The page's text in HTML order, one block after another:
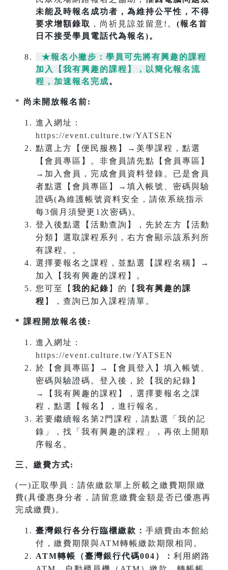
未能及時報名成功者，為維持公平性，不得
要求增額錄取 ，尚祈見諒並留意!。 (報名首
日不接受學員電話代為報名)。
★報名小撇步：學員可先將有興趣的課程
加入【我有興趣的課程】，以簡化報名流
程，加速報名完成。
* 尚未開放報名前:
進入網址：
https://event.culture.tw/YATSEN
點選上方【便民服務】→美學課程，點選
【會員專區】。非會員請先點【會員專區】
→加入會員，完成會員資料登錄。已是會員
者點選【會員專區】→填入帳號、密碼與驗
證碼(為維護帳號資料安全，請依系統指示
每3個月須變更1次密碼)。
登入後點選【活動查詢】，先於左方【活動
分類】選取課程系列，右方會顯示該系列所
有課程。。
選擇要報名之課程，並點選【課程名稱】→
加入【我有興趣的課程】。
您可至【 我的紀錄 】的【 我有興趣的課
程 】，查詢已加入課程清單。
* 課程開放報名後:
進入網址：
https://event.culture.tw/YATSEN
於【會員專區】→【會員登入】填入帳號、
密碼與驗證碼。登入後，於【我的紀錄】
→【我有興趣的課程】，選擇要報名之課
程，點選【報名】，進行報名。
若要繼續報名第2門課程，請點選「我的記
錄」，找「我有興趣的課程」，再依上開順
序報名。
三、繳費方式:
(一)正取學員：請依繳款單上所載之繳費期限繳
費(具優惠身分者，請留意繳費金額是否已優惠再
完成繳費)。
臺灣銀行各分行臨櫃繳款： 手續費由本館給
付，繳費期限與ATM轉帳繳款期限相同。
ATM轉帳（臺灣銀行代碼004）： 利用網路